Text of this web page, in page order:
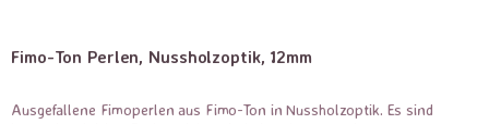
Fimo-Ton Perlen, Nussholzoptik, 12mm
Ausgefallene Fimoperlen aus Fimo-Ton in Nussholzoptik. Es sind